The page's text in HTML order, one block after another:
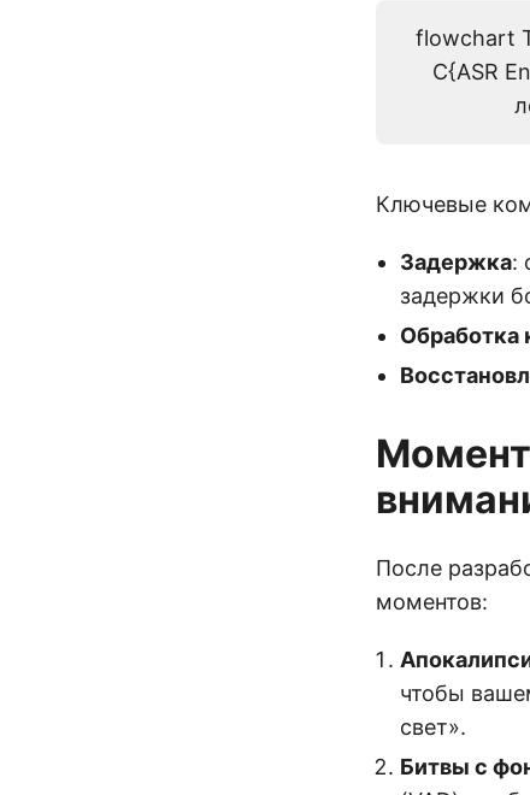
flowchart
C{ASR
Ключевые
Задержка:
задержки
Обработка
После
моментов:
чтобы
свет».
Битвы с